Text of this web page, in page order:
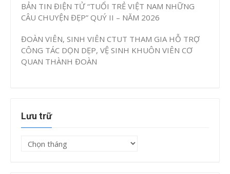
BẢN TIN ĐIỆN TỬ “TUỔI TRẺ VIỆT NAM NHỮNG
CÂU CHUYỆN ĐẸP” QUÝ II – NĂM 2026
ĐOÀN VIÊN, SINH VIÊN CTUT THAM GIA HỖ TRỢ
CÔNG TÁC DỌN DẸP, VỆ SINH KHUÔN VIÊN CƠ
QUAN THÀNH ĐOÀN
Lưu trữ
Lưu